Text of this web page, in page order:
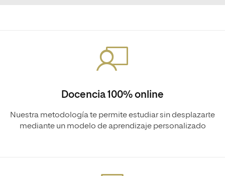
Docencia 100% online
Nuestra metodología te permite estudiar sin desplazarte
mediante un modelo de aprendizaje personalizado